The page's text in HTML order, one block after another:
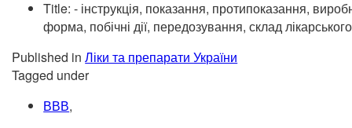
Title: - інструкція, показання, протипоказання,
форма, побічні дії, передозування, склад
Published in Ліки та препарати України
Tagged under
ВВВ,